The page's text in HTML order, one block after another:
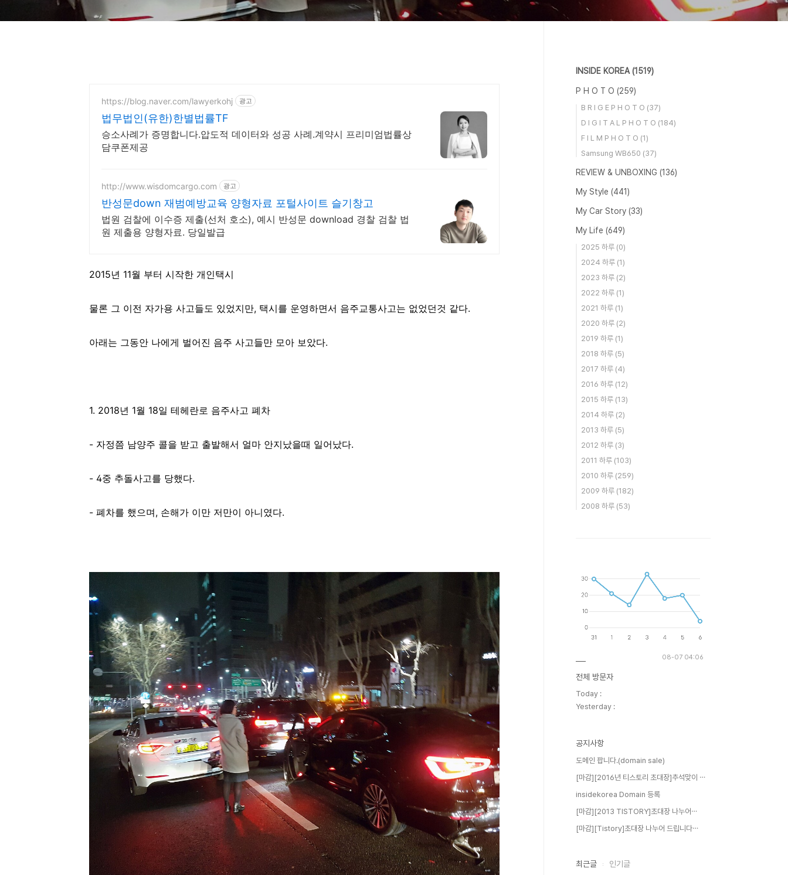
https://blog.naver.com/lawyerkohj 광고
법무법인(유한)한별법률TF
승소사례가 증명합니다.압도적 데이터와 성공 사례.계약시 프리미엄법률상
담쿠폰제공
http://www.wisdomcargo.com 광고
반성문down 재범예방교육 양형자료 포털사이트 슬기창고
법원 검찰에 이수증 제출(선처 호소), 예시 반성문 download 경찰 검찰 법
원 제출용 양형자료. 당일발급
2015년 11월 부터 시작한 개인택시
물론 그 이전 자가용 사고들도 있었지만, 택시를 운영하면서 음주교통사고는 없었던것 같다.
아래는 그동안 나에게 벌어진 음주 사고들만 모아 보았다.
1. 2018년 1월 18일 테헤란로 음주사고 폐차
- 자정쯤 남양주 콜을 받고 출발해서 얼마 안지났을때 일어났다.
- 4중 추돌사고를 당했다.
- 폐차를 했으며, 손해가 이만 저만이 아니였다.
INSIDE KOREA (1519)
P H O T O (259)
B R I G E P H O T O (37)
D I G I T A L P H O T O (184)
F I L M P H O T O (1)
Samsung WB650 (37)
REVIEW & UNBOXING (136)
My Style (441)
My Car Story (33)
My Life (649)
2025 하루 (0)
2024 하루 (1)
2023 하루 (2)
2022 하루 (1)
2021 하루 (1)
2020 하루 (2)
2019 하루 (1)
2018 하루 (5)
2017 하루 (4)
2016 하루 (12)
2015 하루 (13)
2014 하루 (2)
2013 하루 (5)
2012 하루 (3)
2011 하루 (103)
2010 하루 (259)
2009 하루 (182)
2008 하루 (53)
08-07 04:06
전체 방문자
Today :
Yesterday :
공지사항
도메인 팝니다.(domain sale)
[마감][2016년 티스토리 초대장]추석맞이 ⋯
insidekorea Domain 등록
[마감][2013 TISTORY]초대장 나누어⋯
[마감][Tistory]초대장 나누어 드립니다⋯
최근글 인기글